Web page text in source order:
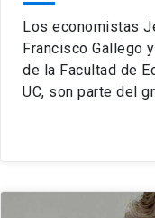
Los economistas
Francisco Gallego
de la Facultad de
UC, son parte del